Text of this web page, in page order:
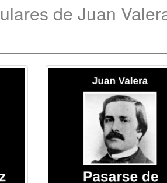
de Juan